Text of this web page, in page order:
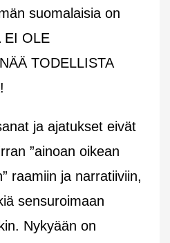
suomalaisia on
EI OLE
TODELLISTA
ja ajatukset eivät
”ainoan oikean
raamiin ja narratiiviin,
sensuroimaan
Nykyään on